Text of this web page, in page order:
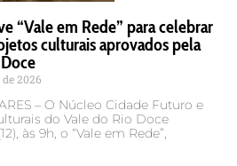
“Vale em Rede” para celebrar
culturais aprovados pela
2026
– O Núcleo Cidade Futuro e
do Vale do Rio Doce
às 9h, o “Vale em Rede”,